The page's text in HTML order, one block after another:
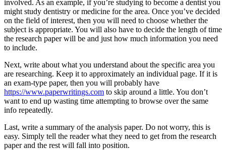
involved. As an example, if you’re studying to become a dentist you
might study dentistry or medicine for the area. Once you’ve decided
on the field of interest, then you will need to choose whether the
subject is appropriate. You will also have to decide the length of time
the research paper will be and just how much information you need
to include.
Next, write about what you understand about the specific area you
are researching. Keep it to approximately an individual page. If it is
an exam-type paper, then you will probably have
https://www.paperwritings.com to skip around a little. You don’t
want to end up wasting time attempting to browse over the same
info repeatedly.
Last, write a summary of the analysis paper. Do not worry, this is
easy. Simply tell the reader what they need to get from the research
paper and the rest will fall into position.